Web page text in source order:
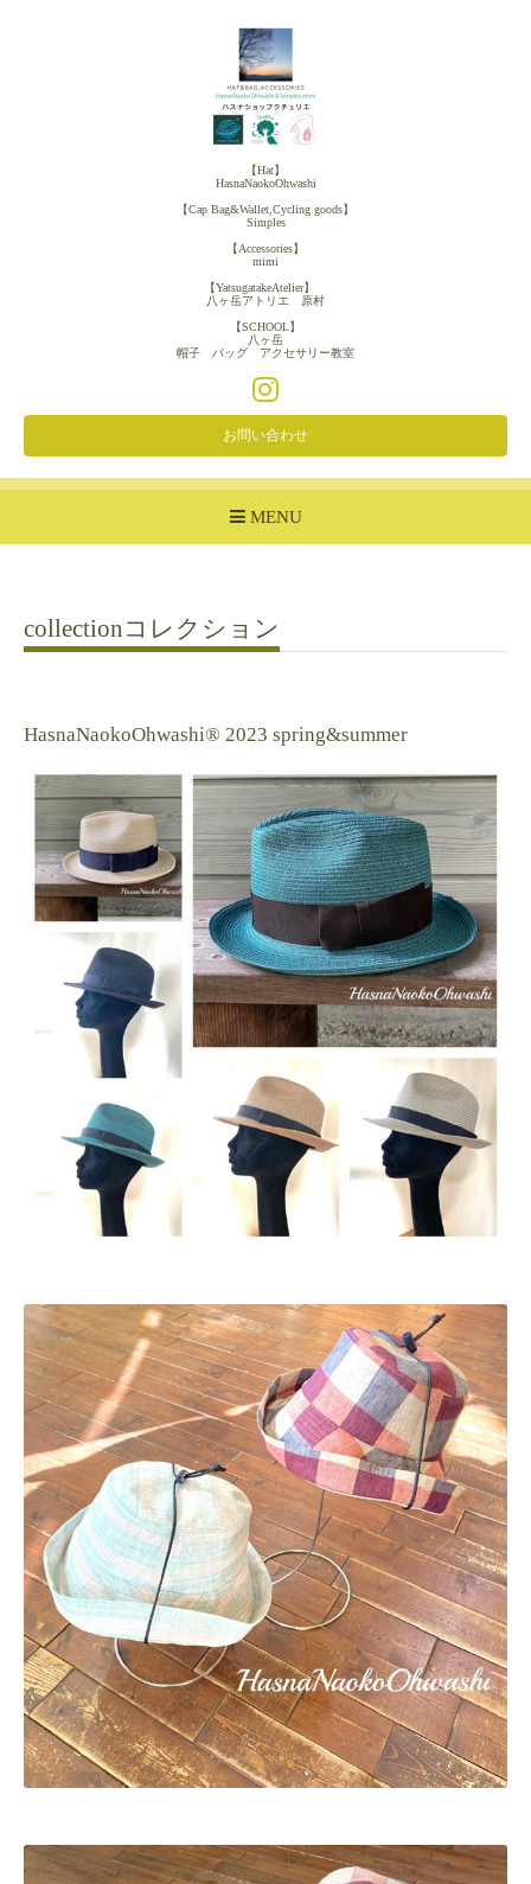
【Hat】
HasnaNaokoOhwashi
【Cap Bag&Wallet,Cycling goods】
Simples
【Accessories】
mimi
【YatsugatakeAtelier】
八ヶ岳アトリエ 原村
【SCHOOL】
八ヶ岳
帽子 バッグ アクセサリー教室
お問い合わせ
MENU
collectionコレクション
HasnaNaokoOhwashi®︎ 2023 spring&summer